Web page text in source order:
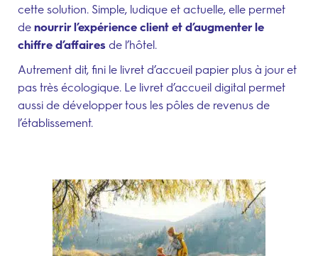
cette solution. Simple, ludique et actuelle, elle permet
de nourrir l’expérience client et d’augmenter le
chiffre d’affaires de l’hôtel.
Autrement dit, fini le livret d’accueil papier plus à jour et
pas très écologique. Le livret d’accueil digital permet
aussi de développer tous les pôles de revenus de
l’établissement.